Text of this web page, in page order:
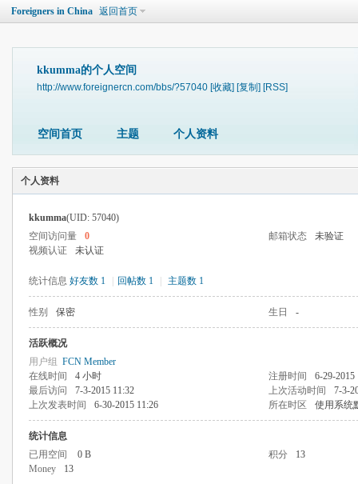
Foreigners in China 返回首页
kkumma的个人空间
http://www.foreignercn.com/bbs/?57040 [收藏] [复制] [RSS]
空间首页 主题 个人资料
个人资料
kkumma(UID: 57040)
空间访问量
0 邮箱状态
未验证
视频认证
未认证
统计信息 好友数 1 回帖数 1 主题数 1
性别 保密 生日 -
活跃概况
用户组 FCN Member
在线时间
4 小时 注册时间
6-29-2015
最后访问
7-3-2015 11:32 上次活动时间
7-3-
上次发表时间
6-30-2015 11:26 所在时区 使用系统
统计信息
已用空间
0 B 积分
13
Money
13